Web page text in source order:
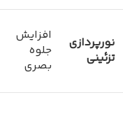
نورپردازی
تزئینی
افزایش
جلوه
بصری